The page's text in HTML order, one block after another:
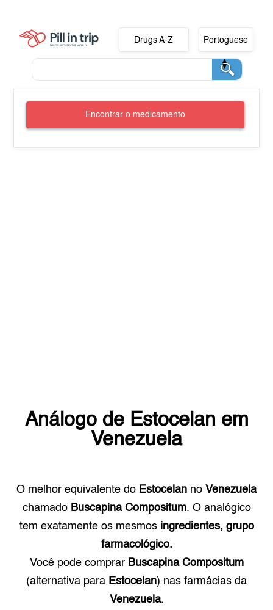
Drugs A-Z Portoguese
Encontrar o medicamento
Análogo de Estocelan em
Venezuela
O melhor equivalente do Estocelan no Venezuela
chamado Buscapina Compositum. O analógico
tem exatamente os mesmos ingredientes, grupo
farmacológico.
Você pode comprar Buscapina Compositum
(alternativa para Estocelan) nas farmácias da
Venezuela.